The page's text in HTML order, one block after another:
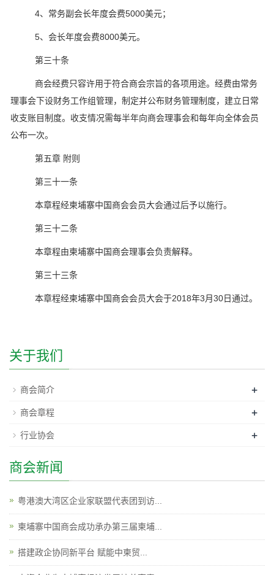
4、常务副会长年度会费5000美元；
5、会长年度会费8000美元。
第三十条
商会经费只容许用于符合商会宗旨的各项用途。经费由常务
理事会下设财务工作组管理，制定并公布财务管理制度，建立日常
收支账目制度。收支情况需每半年向商会理事会和每年向全体会员
公布一次。
第五章 附则
第三十一条
本章程经柬埔寨中国商会会员大会通过后予以施行。
第三十二条
本章程由柬埔寨中国商会理事会负责解释。
第三十三条
本章程经柬埔寨中国商会会员大会于2018年3月30日通过。
关于我们
商会简介 +
商会章程 +
行业协会 +
商会新闻
粤港澳大湾区企业家联盟代表团到访...
柬埔寨中国商会成功承办第三届柬埔...
搭建政企协同新平台 赋能中柬贸...